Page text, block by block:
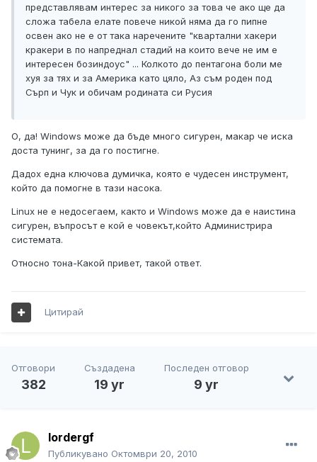
представлявам интерес за никого за това че ако ще да
сложа табела елате повече никой няма да го пипне
освен ако не е от така наречените "квартални хакери
кракери в по напреднал стадий на които вече не им е
интересен бозиндоус" ... Колкото до пентагона боли ме
хуя за тях и за Америка като цяло, Аз съм роден под
Сърп и Чук и обичам родината си Русия
О, да! Windows може да бъде много сигурен, макар че иска
доста тунинг, за да го постигне.
Дадох една ключова думичка, която е чудесен инструмент,
който да помогне в тази насока.
Linux не е недосегаем, както и Windows може да е наистина
сигурен, въпросът е кой е човекът,който Администрира
системата.
Относно тона-Какой привет, такой ответ.
Цитирай
Отговори
382
Създадена
19 yr
Последен отговор
9 yr
lordergf
Публикувано Октомври 20, 2010